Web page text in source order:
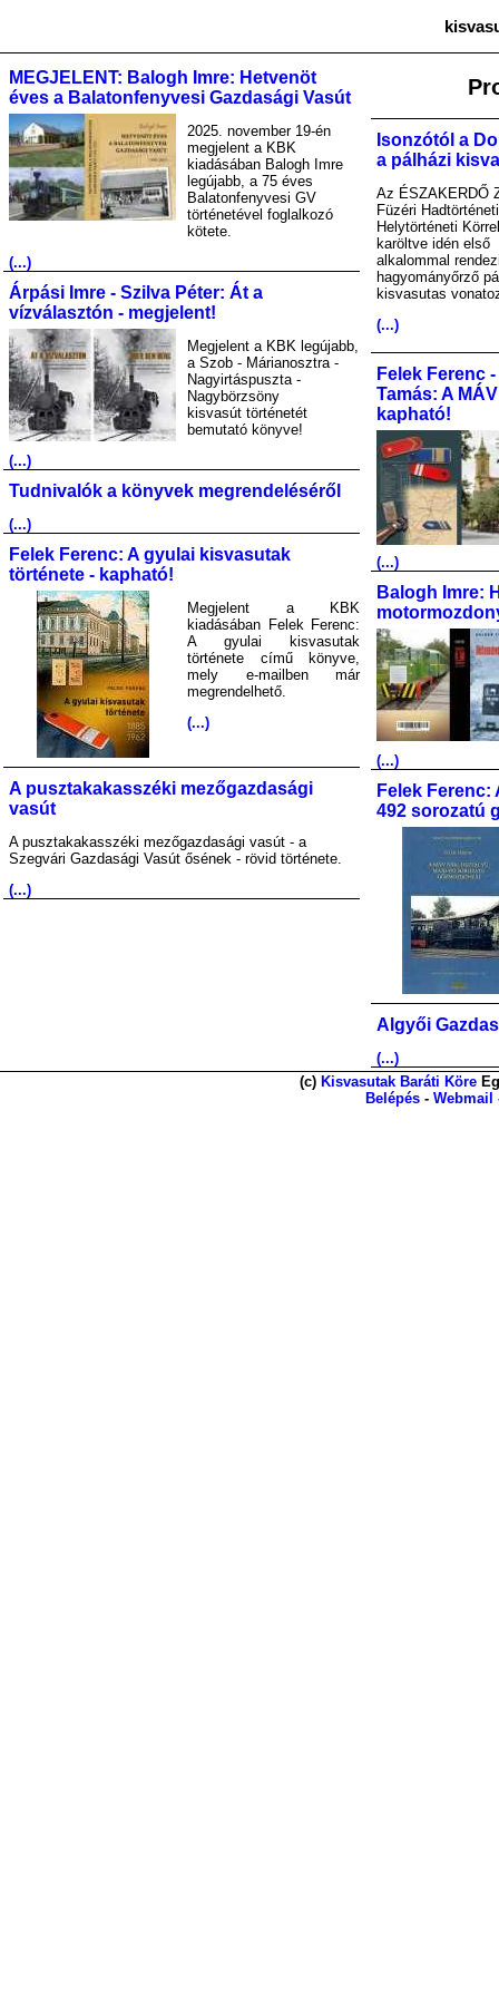
MEGJELENT: Balogh Imre: Hetvenöt
éves a Balatonfenyvesi Gazdasági Vasút
2025. november 19-én
megjelent a KBK
kiadásában Balogh Imre
legújabb, a 75 éves
Balatonfenyvesi GV
történetével foglalkozó
kötete.
(...)
Árpási Imre - Szilva Péter: Át a
vízválasztón - megjelent!
Megjelent a KBK legújabb,
a Szob - Márianosztra -
Nagyirtáspuszta -
Nagybörzsöny
kisvasút történetét
bemutató könyve!
(...)
Tudnivalók a könyvek megrendeléséről
(...)
Felek Ferenc: A gyulai kisvasutak
története - kapható!
Megjelent a KBK
kiadásában Felek Ferenc:
A gyulai kisvasutak
története című könyve,
mely e-mailben már
megrendelhető.
(...)
A pusztakakasszéki mezőgazdasági
vasút
A pusztakakasszéki mezőgazdasági vasút - a
Szegvári Gazdasági Vasút ősének - rövid története.
(...)
Isonzótól a
a pálházi
Az ÉSZAKERDŐ
Füzéri
Helytörténeti Körrel
karöltve idén első
alkalommal
hagyományőrző
kisvasutas
(...)
Felek Ferenc
Tamás: A
kapható!
(...)
Balogh Imre:
(...)
Felek Ferenc:
492 sorozatú
Algyői
(...)
(c) Kisvasutak Baráti Köre
Belépés - Webmail